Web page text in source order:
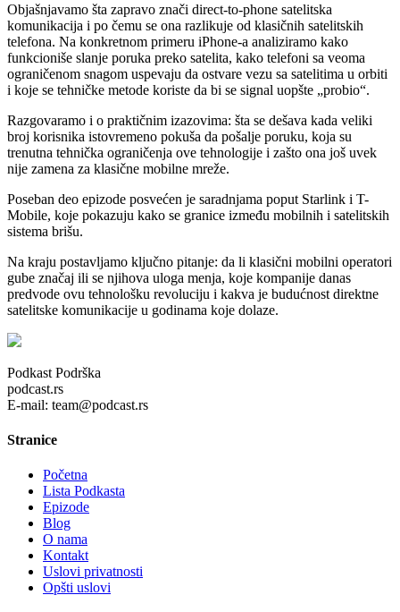
Objašnjavamo šta zapravo znači direct-to-phone satelitska
komunikacija i po čemu se ona razlikuje od klasičnih satelitskih
telefona. Na konkretnom primeru iPhone-a analiziramo kako
funkcioniše slanje poruka preko satelita, kako telefoni sa veoma
ograničenom snagom uspevaju da ostvare vezu sa satelitima u orbiti
i koje se tehničke metode koriste da bi se signal uopšte „probio“.
Razgovaramo i o praktičnim izazovima: šta se dešava kada veliki
broj korisnika istovremeno pokuša da pošalje poruku, koja su
trenutna tehnička ograničenja ove tehnologije i zašto ona još uvek
nije zamena za klasične mobilne mreže.
Poseban deo epizode posvećen je saradnjama poput Starlink i T-
Mobile, koje pokazuju kako se granice između mobilnih i satelitskih
sistema brišu.
Na kraju postavljamo ključno pitanje: da li klasični mobilni operatori
gube značaj ili se njihova uloga menja, koje kompanije danas
predvode ovu tehnološku revoluciju i kakva je budućnost direktne
satelitske komunikacije u godinama koje dolaze.
Podkast Podrška
podcast.rs
E-mail: team@podcast.rs
Stranice
Početna
Lista Podkasta
Epizode
Blog
O nama
Kontakt
Uslovi privatnosti
Opšti uslovi